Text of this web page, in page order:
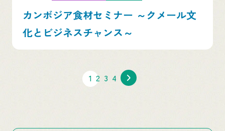
カンボジア食材セミナー ～クメール文
化とビジネスチャンス～
1 2 3 4